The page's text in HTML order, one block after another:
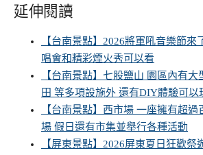
延伸閱讀
【台南景點】2026將軍吼音樂節來
唱會和精彩煙火秀可以看
【台南景點】七股鹽山 園區內有
田 等多項設施外 還有DIY體驗可以
【台南景點】西市場 一座擁有超
場 假日還有市集並舉行各種活動
【屏東景點】2026屏東夏日狂歡祭